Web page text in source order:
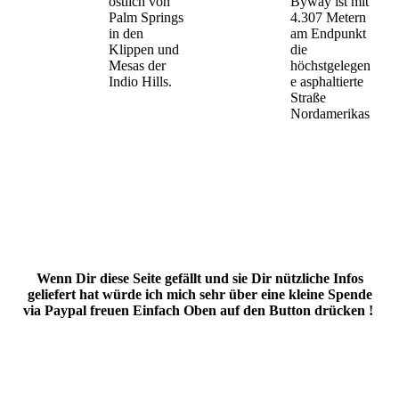
Palm Springs
in den
Klippen und
Mesas der
Indio Hills.
4.307 Metern
am Endpunkt
die
höchstgelegen
e asphaltierte
Straße
Nordamerikas
Wenn Dir diese Seite gefällt und sie Dir nützliche Infos
geliefert hat würde ich mich sehr über eine kleine Spende
via Paypal freuen Einfach Oben auf den Button drücken !